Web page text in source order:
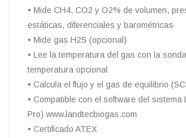
• Mide CH4, CO2 y O2% de volumen,
estáticas, diferenciales y barométricas
• Mide gas H2S (opcional)
• Lee la temperatura del gas con la
temperatura opcional
• Calcula el flujo y el gas de equilibrio
• Compatible con el software del sistema
Pro) www.landtecbiogas.com
• Certificado ATEX